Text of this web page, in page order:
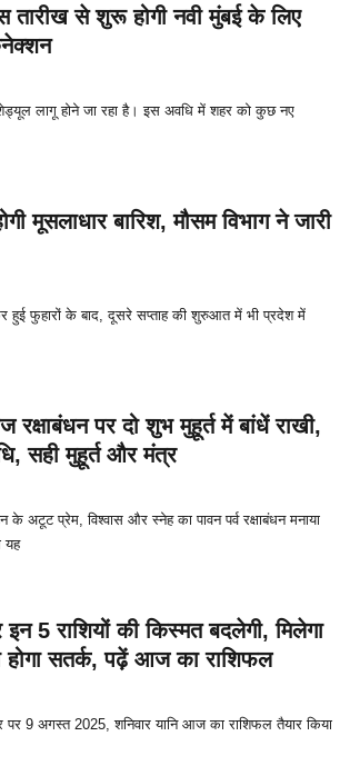
तारीख से शुरू होगी नवी मुंबई के लिए
शेड्यूल लागू होने जा रहा है। इस अवधि में शहर को कुछ नए
मूसलाधार बारिश, मौसम विभाग ने जारी
फुहारों के बाद, दूसरे सप्ताह की शुरुआत में भी प्रदेश में
पर दो शुभ मुहूर्त में बांधें राखी,
सही मुहूर्त और मंत्र
प्रेम, विश्वास और स्नेह का पावन पर्व रक्षाबंधन मनाया
यह
5 राशियों की किस्मत बदलेगी, मिलेगा
होगा सतर्क, पढ़ें आज का राशिफल
9 अगस्त 2025, शनिवार यानि आज का राशिफल तैयार किया